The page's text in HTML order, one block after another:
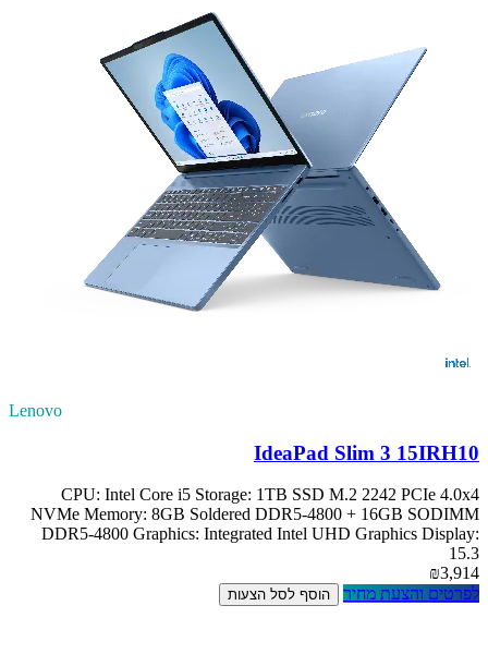
Lenovo
IdeaPad Slim 3 15IRH10
CPU: Intel Core i5 Storage: 1TB SSD M.2 2242 PCIe 4.0x4
NVMe Memory: 8GB Soldered DDR5-4800 + 16GB SODIMM
DDR5-4800 Graphics: Integrated Intel UHD Graphics Display:
15.3
₪3,914
לפרטים והצעת מחיר
הוסף לסל הצעות